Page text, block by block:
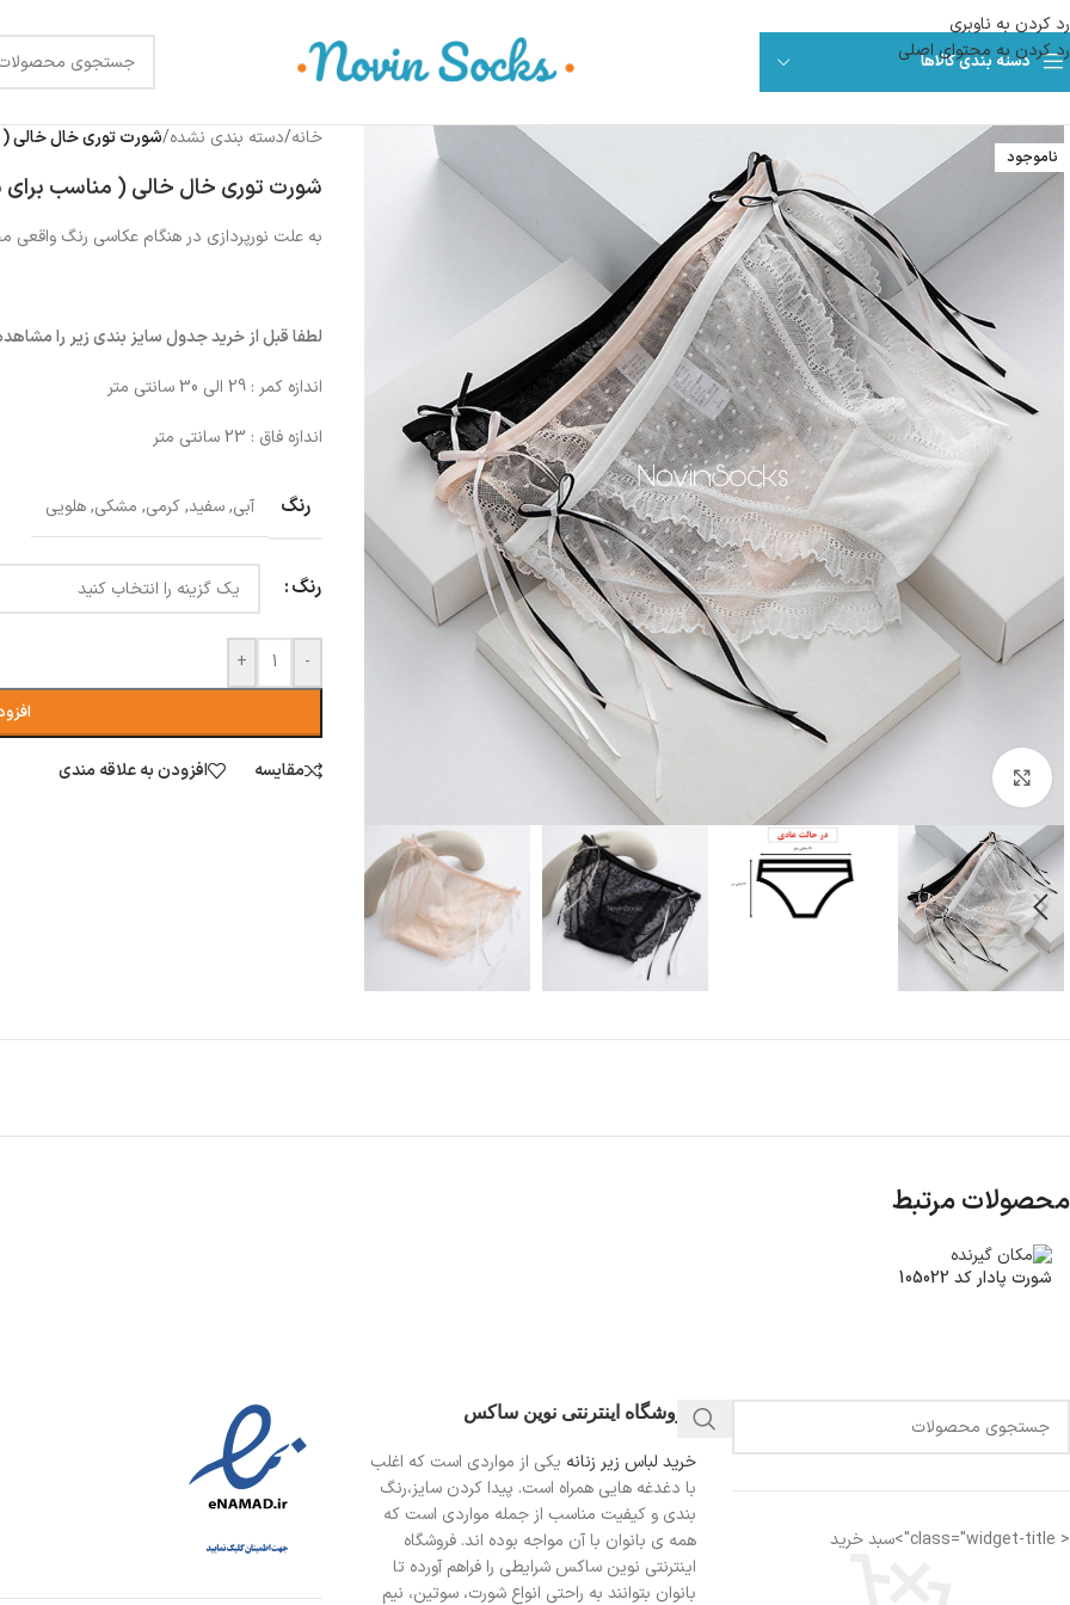
رد کردن به ناوبری
رد کردن به محتوای اصلی
دسته بندی کالاها
ناموجود
خانه/دسته بندی نشده/شورت توری خال خالی (
شورت توری خال خالی ( مناسب برای سایز 38
به علت نورپردازی در هنگام عکاسی رنگ
لطفا قبل از خرید جدول سایز بندی زیر را
اندازه کمر : 29 الی 30 سانتی متر
اندازه فاق : 23 سانتی متر
رنگ آبی,سفید,کرمی, مشکی,هلویی
رنگ
-
+
مقایسه افزودن به علاقه مندی
محصولات مرتبط
شورت پادار کد 105022
< class="widget-title">سبد خرید
فروشگاه اینترنتی نوین ساکس
خرید لباس زیر زنانه یکی از مواردی است که اغلب
با دغدغه هایی همراه است. پیدا کردن سایز،رنگ
بندی و کیفیت مناسب از جمله مواردی است که
همه ی بانوان با آن مواجه بوده اند. فروشگاه
اینترنتی نوین ساکس شرایطی را فراهم آورده تا
بانوان بتوانند به راحتی انواع شورت، سوتین، نیم